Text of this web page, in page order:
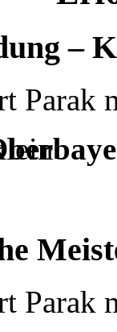
–
Parak